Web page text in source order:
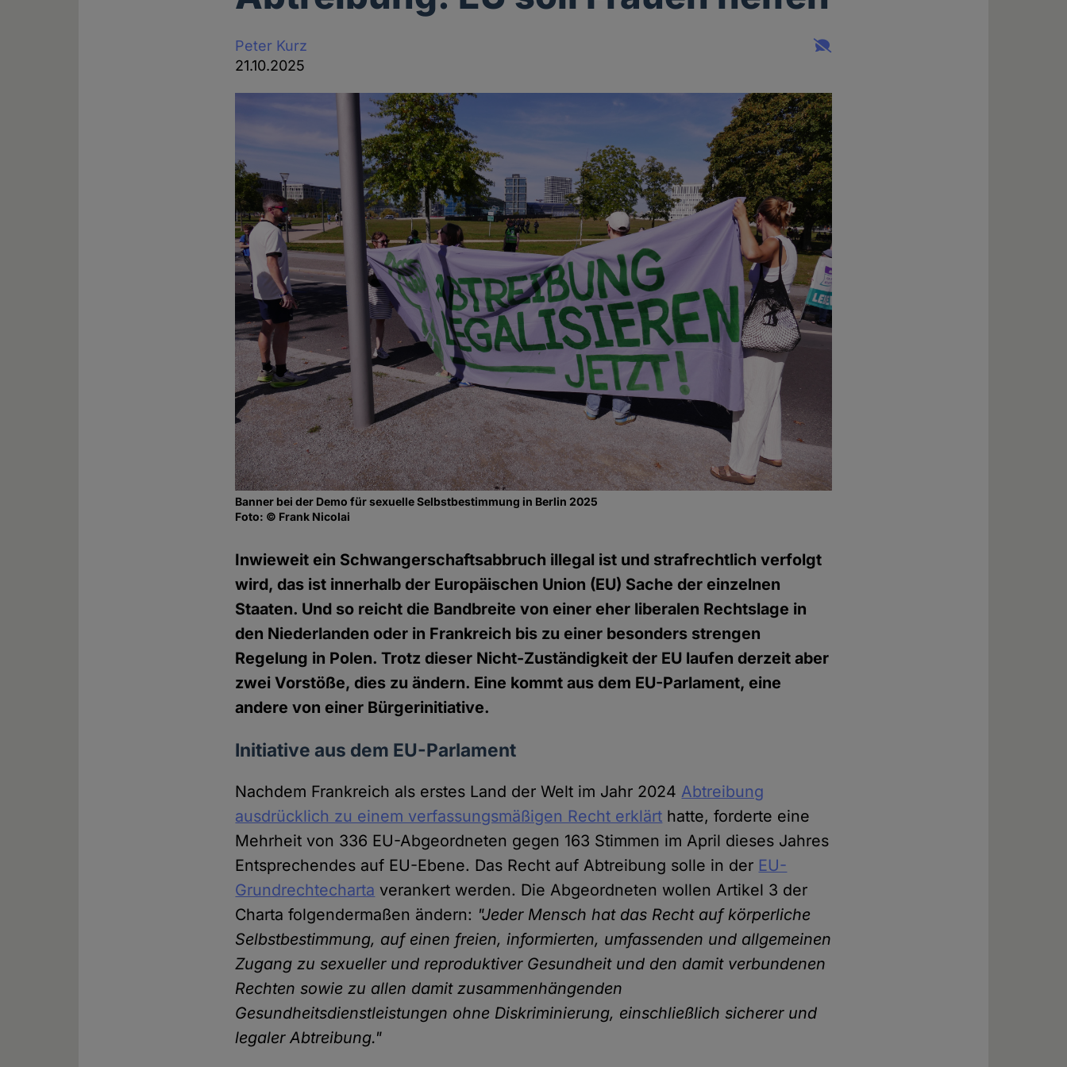
Peter Kurz
21.10.2025
Banner bei der Demo für sexuelle Selbstbestimmung in Berlin 2025
Foto: © Frank Nicolai
Inwieweit ein Schwangerschaftsabbruch illegal ist und strafrechtlich verfolgt
wird, das ist innerhalb der Europäischen Union (EU) Sache der einzelnen
Staaten. Und so reicht die Bandbreite von einer eher liberalen Rechtslage in
den Niederlanden oder in Frankreich bis zu einer besonders strengen
Regelung in Polen. Trotz dieser Nicht-Zuständigkeit der EU laufen derzeit aber
zwei Vorstöße, dies zu ändern. Eine kommt aus dem EU-Parlament, eine
andere von einer Bürgerinitiative.
Initiative aus dem EU-Parlament
Nachdem Frankreich als erstes Land der Welt im Jahr 2024Abtreibung
ausdrücklich zu einem verfassungsmäßigen Recht erklärt hatte, forderte eine
Mehrheit von 336 EU-Abgeordneten gegen 163 Stimmen im April dieses Jahres
Entsprechendes auf EU-Ebene. Das Recht auf Abtreibung solle in der EU-
Grundrechtecharta verankert werden. Die Abgeordneten wollen Artikel 3 der
Charta folgendermaßen ändern: "Jeder Mensch hat das Recht auf körperliche
Selbstbestimmung, auf einen freien, informierten, umfassenden und allgemeinen
Zugang zu sexueller und reproduktiver Gesundheit und den damit verbundenen
Rechten sowie zu allen damit zusammenhängenden
Gesundheitsdienstleistungen ohne Diskriminierung, einschließlich sicherer und
legaler Abtreibung."